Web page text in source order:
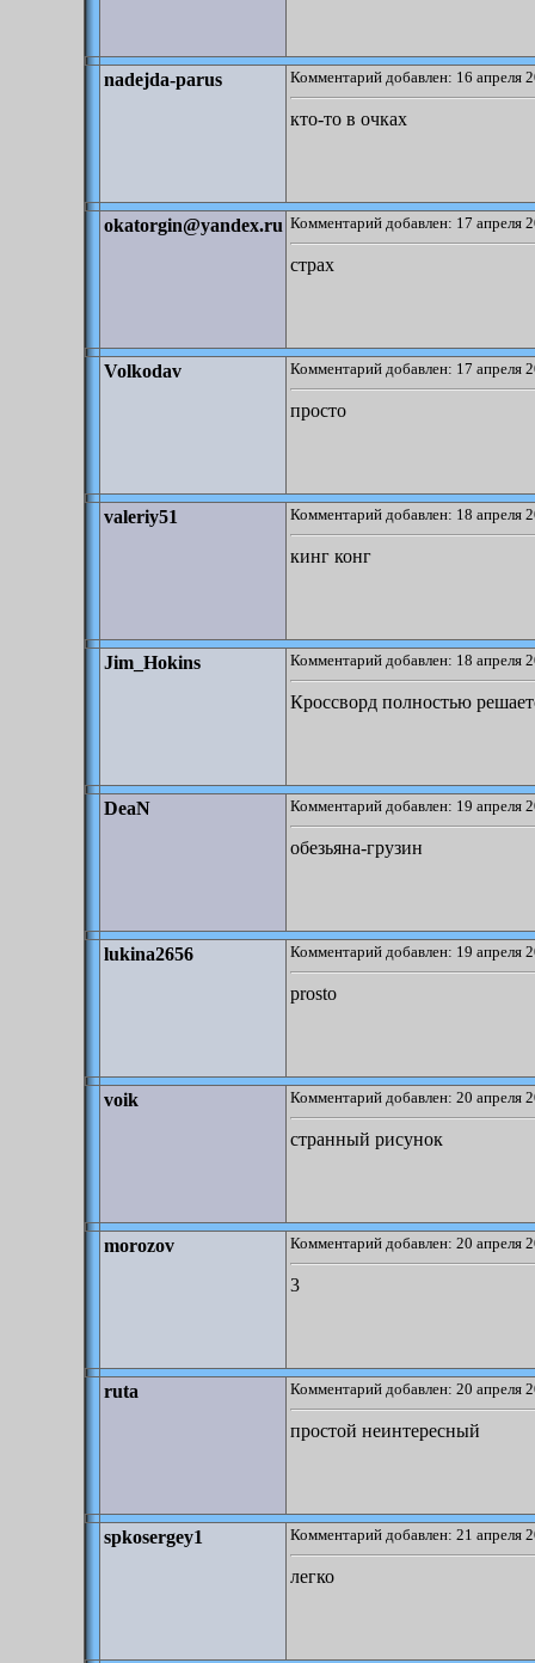
nadejda-parus Комментарий добавлен: 16 апреля
кто-то в очках
okatorgin@yandex.ru Комментарий добавлен: 17 апреля
страх
Volkodav Комментарий добавлен: 17 апреля
просто
valeriy51 Комментарий добавлен: 18 апреля
кинг конг
Jim_Hokins Комментарий добавлен: 18 апреля
Кроссворд полностью
DeaN Комментарий добавлен: 19 апреля
обезьяна-грузин
lukina2656 Комментарий добавлен: 19 апреля
prosto
voik Комментарий добавлен: 20 апреля
странный рисунок
morozov Комментарий добавлен: 20 апреля
3
ruta Комментарий добавлен: 20 апреля
простой неинтересный
spkosergey1 Комментарий добавлен: 21 апреля
легко